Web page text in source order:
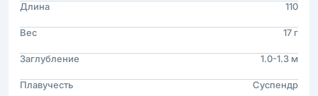
Длина 110
Вес 17 г
Заглубление 1.0-1.3 м
Плавучесть Суспендр